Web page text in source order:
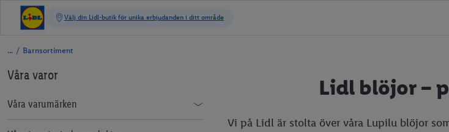
/ Barnsortiment
Våra varor
Våra varumärken
Lidl blöjor –
Vi på Lidl är stolta över våra Lupilu blöjor